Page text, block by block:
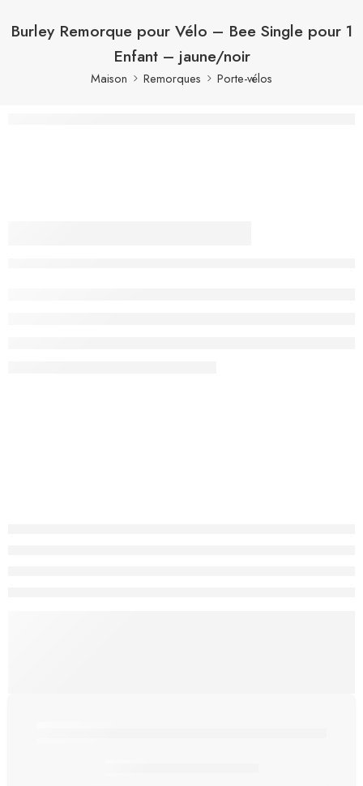
Burley Remorque pour Vélo – Bee Single pour 1
Enfant – jaune/noir
Maison Remorques Porte-vélos